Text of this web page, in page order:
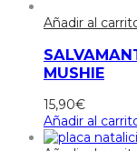
Añadir al
MUSHIE
15,90€
Añadir al